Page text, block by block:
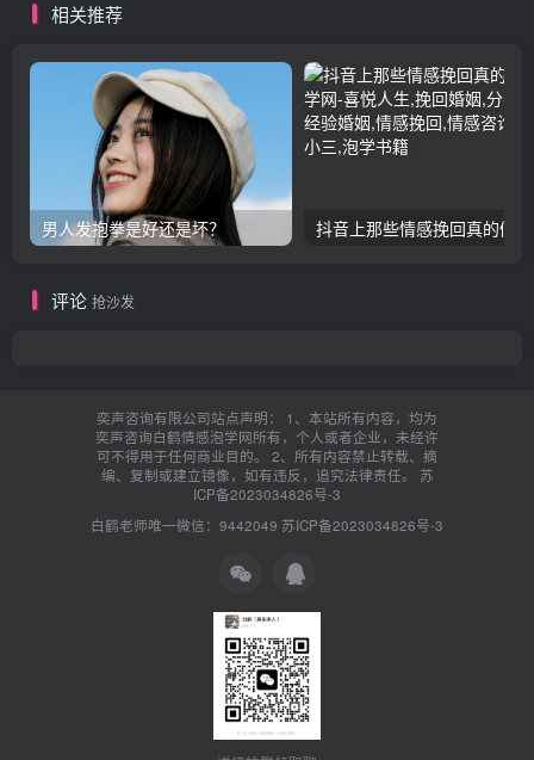
相关推荐
男人发抱拳是好还是坏？ 抖音上那些情感挽回真的假的
评论 抢沙发
奕声咨询有限公司站点声明： 1、本站所有内容，均为
奕声咨询白鹤情感泡学网所有，个人或者企业，未经许
可不得用于任何商业目的。 2、所有内容禁止转载、摘
编、复制或建立镜像，如有违反，追究法律责任。 苏
ICP备2023034826号-3
白鹤老师唯一微信：9442049 苏ICP备2023034826号-3